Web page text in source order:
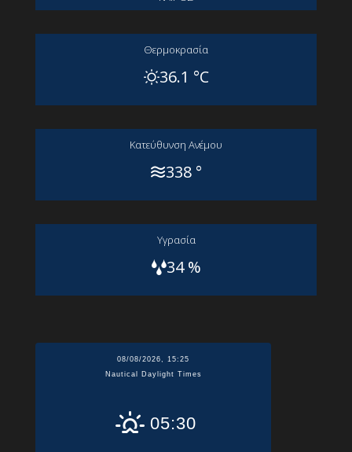
Θερμοκρασία
36.1 °C
Kατεύθυνση Aνέμου
338 °
Yγρασία
34 %
08/08/2026, 15:25
Nautical Daylight Times
05:30